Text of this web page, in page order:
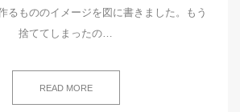
るもののイメージを図に書きました。もう
捨ててしまったの…
READ MORE